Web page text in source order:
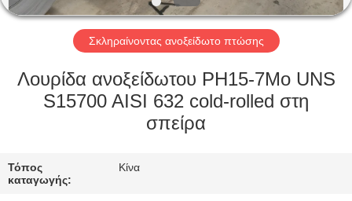
ΕΜΕΊΣ
ΓΎΡΟΣ
ΕΡΓΟΣΤΑΣΊΩΝ
ΈΛΕΓΧΟΣ
Σκληραίνοντας ανοξείδωτο πτώσης
Λουρίδα ανοξείδωτου PH15-7Mo UNS
S15700 AISI 632 cold-rolled στη
σπείρα
Τόπος
καταγωγής:
Κίνα